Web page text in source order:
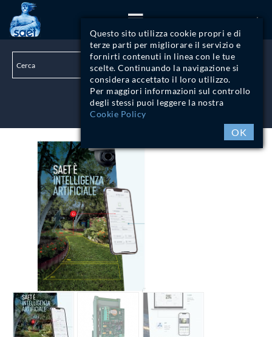
Questo sito utilizza cookie propri e di
terze parti per migliorare il servizio e
fornirti contenuti in linea con le tue
scelte. Continuando la navigazione si
considera accettato il loro utilizzo.
Per maggiori informazioni sul controllo
degli stessi puoi leggere la nostra
Cookie Policy
OK